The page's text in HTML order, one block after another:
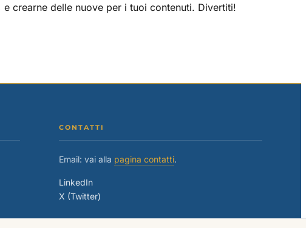
e crearne delle nuove per i tuoi contenuti. Divertiti!
CONTATTI
Email: vai alla pagina contatti.
LinkedIn
X (Twitter)